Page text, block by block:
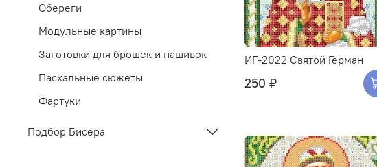
ИГ-2022 Святой Герман
250 ₽
Обереги
Модульные картины
Заготовки для брошек и нашивок
Пасхальные сюжеты
Фартуки
Подбор Бисера